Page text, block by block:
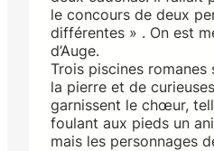
le concours de deux
différentes » . On est
d’Auge.
Trois piscines romanes
la pierre et de
garnissent le chœur,
foulant aux pieds un
mais les personnages